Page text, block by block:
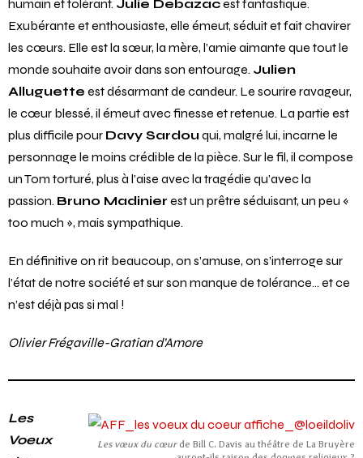
humain et tolérant. Julie Debazacest fantastique.
Exubérante et enthousiaste, elle émeut, séduit et fait chavirer
les cœurs. Elle est la sœur, la mère, l’amie aimante que tout le
monde souhaite avoir dans son entourage. Julien
Alluguette est désarmant de candeur. Le sourire ravageur,
le cœur blessé, il émeut avec finesse et retenue. La partie est
plus difficile pour Davy Sardouqui, malgré lui, incarne le
personnage le moins crédible de la pièce. Sur le fil, il compose
un Tom torturé, plus à l’aise avec la tragédie qu’avec la
passion. Bruno Madinier est un prêtre séduisant, un peu «
too much », mais sympathique.
En définitive on rit beaucoup, on s’amuse, on s’interroge sur
l’état de notre société et sur son manque de tolérance… et ce
n’est déjà pas si mal !
Olivier Frégaville-Gratian d’Amore
Les vœux du cœurde Bill C. Davis au théâtre de La Bruyère
Les
Voeux